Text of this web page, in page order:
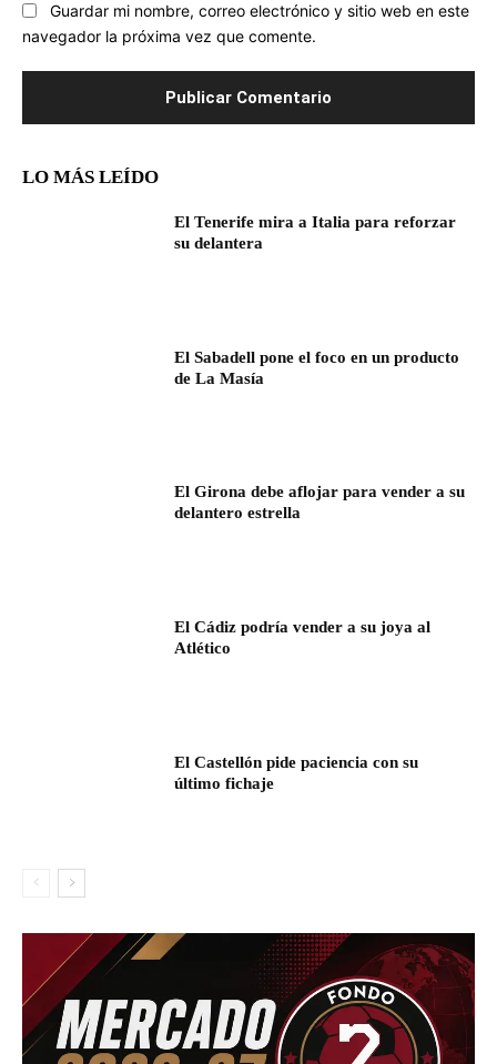
Guardar mi nombre, correo electrónico y sitio web en este
navegador la próxima vez que comente.
LO MÁS LEÍDO
El Tenerife mira a Italia para reforzar
su delantera
El Sabadell pone el foco en un producto
de La Masía
El Girona debe aflojar para vender a su
delantero estrella
El Cádiz podría vender a su joya al
Atlético
El Castellón pide paciencia con su
último fichaje